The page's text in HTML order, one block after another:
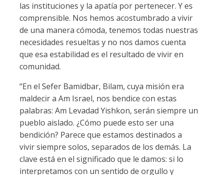
las instituciones y la apatía por pertenecer. Y es
comprensible. Nos hemos acostumbrado a vivir
de una manera cómoda, tenemos todas nuestras
necesidades resueltas y no nos damos cuenta
que esa estabilidad es el resultado de vivir en
comunidad.
“En el Sefer Bamidbar, Bilam, cuya misión era
maldecir a Am Israel, nos bendice con estas
palabras: Am Levadad Yishkon, serán siempre un
pueblo aislado. ¿Cómo puede esto ser una
bendición? Parece que estamos destinados a
vivir siempre solos, separados de los demás. La
clave está en el significado que le damos: si lo
interpretamos con un sentido de orgullo y